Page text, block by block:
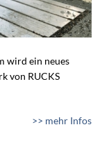
wird ein neues
von RUCKS
>> mehr Infos